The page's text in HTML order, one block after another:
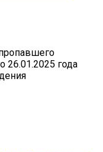
26.01.2025 года